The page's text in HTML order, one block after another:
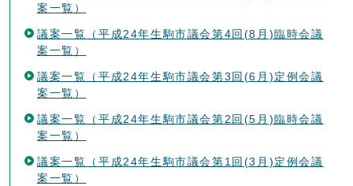
案一覧）
議案一覧（平成24年生駒市議会第4回(8月)臨時会議
案一覧）
議案一覧（平成24年生駒市議会第3回(6月)定例会議
案一覧）
議案一覧（平成24年生駒市議会第2回(5月)臨時会議
案一覧）
議案一覧（平成24年生駒市議会第1回(3月)定例会議
案一覧）